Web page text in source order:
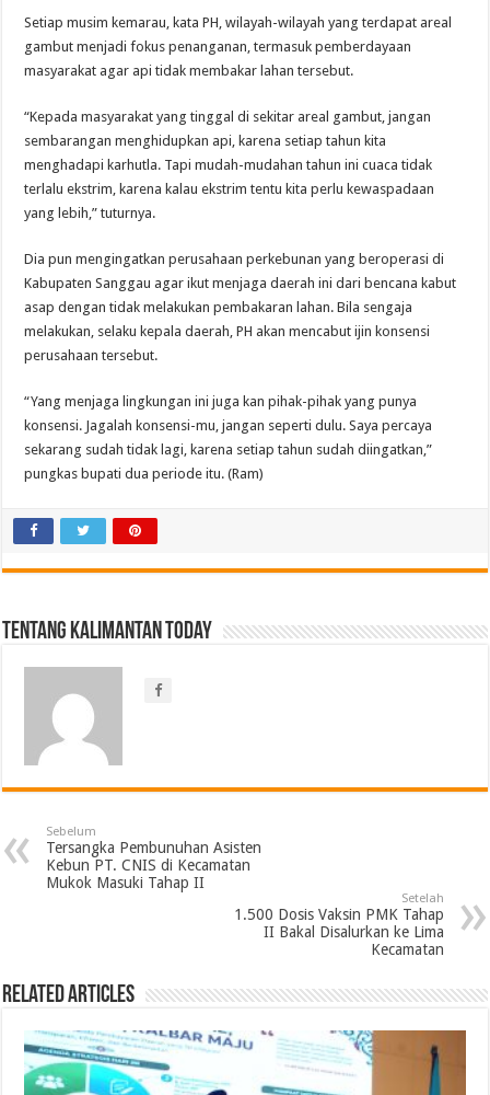
Setiap musim kemarau, kata PH, wilayah-wilayah yang terdapat areal
gambut menjadi fokus penanganan, termasuk pemberdayaan
masyarakat agar api tidak membakar lahan tersebut.
“Kepada masyarakat yang tinggal di sekitar areal gambut, jangan
sembarangan menghidupkan api, karena setiap tahun kita
menghadapi karhutla. Tapi mudah-mudahan tahun ini cuaca tidak
terlalu ekstrim, karena kalau ekstrim tentu kita perlu kewaspadaan
yang lebih,” tuturnya.
Dia pun mengingatkan perusahaan perkebunan yang beroperasi di
Kabupaten Sanggau agar ikut menjaga daerah ini dari bencana kabut
asap dengan tidak melakukan pembakaran lahan. Bila sengaja
melakukan, selaku kepala daerah, PH akan mencabut ijin konsensi
perusahaan tersebut.
“Yang menjaga lingkungan ini juga kan pihak-pihak yang punya
konsensi. Jagalah konsensi-mu, jangan seperti dulu. Saya percaya
sekarang sudah tidak lagi, karena setiap tahun sudah diingatkan,”
pungkas bupati dua periode itu. (Ram)
Tentang Kalimantan Today
Sebelum
Tersangka Pembunuhan Asisten
Kebun PT. CNIS di Kecamatan
Mukok Masuki Tahap II
Setelah
1.500 Dosis Vaksin PMK Tahap
II Bakal Disalurkan ke Lima
Kecamatan
Related Articles